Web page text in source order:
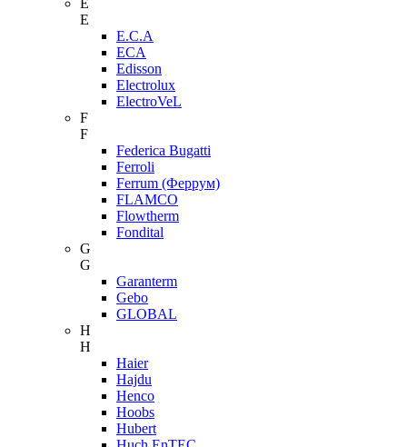
E
E
E.C.A
ECA
Edisson
Electrolux
ElectroVeL
F
F
Federica Bugatti
Ferroli
Ferrum (Феррум)
FLAMCO
Flowtherm
Fondital
G
G
Garanterm
Gebo
GLOBAL
H
H
Haier
Hajdu
Henco
Hoobs
Hubert